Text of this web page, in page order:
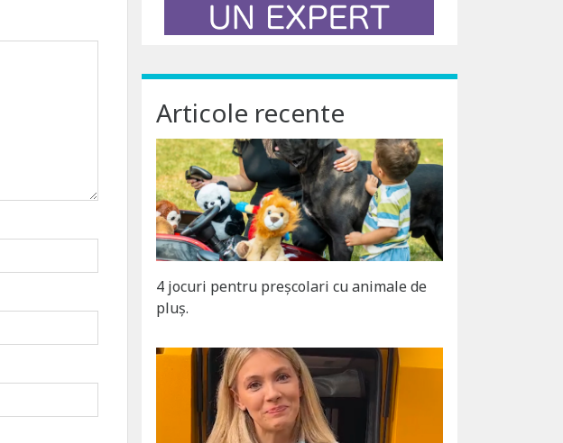
Articole recente
4 jocuri pentru preșcolari cu animale de
pluș.